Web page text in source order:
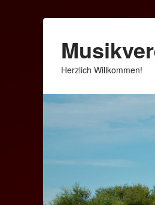
Herzlich Willkommen!